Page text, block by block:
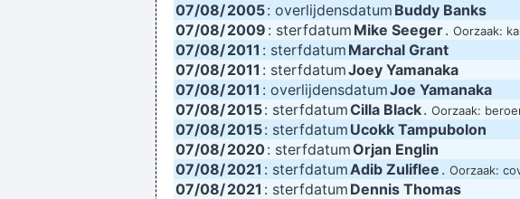
07/08/2005: overlijdensdatum Buddy Banks
07/08/2009 : sterfdatum Mike Seeger. Oorzaak:
07/08/2011 : sterfdatum Marchal Grant
07/08/2011 : sterfdatumJoey Yamanaka
07/08/2011 : overlijdensdatumJoe Yamanaka
07/08/2015: sterfdatumCilla Black. Oorzaak:
07/08/2015: sterfdatum Ucokk Tampubolon
07/08/2020: sterfdatumOrjan Englin
07/08/2021 : sterfdatumAdib Zuliflee . Oorzaak:
07/08/2021 : sterfdatum Dennis Thomas